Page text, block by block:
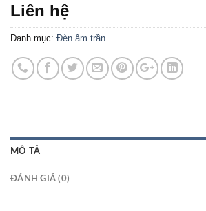
Liên hệ
Danh mục: Đèn âm trần
MÔ TẢ
ĐÁNH GIÁ (0)